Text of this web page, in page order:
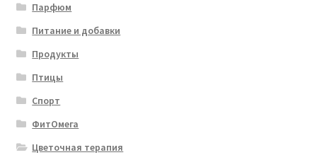
Парфюм
Питание и добавки
Продукты
Птицы
Спорт
ФитОмега
Цветочная терапия